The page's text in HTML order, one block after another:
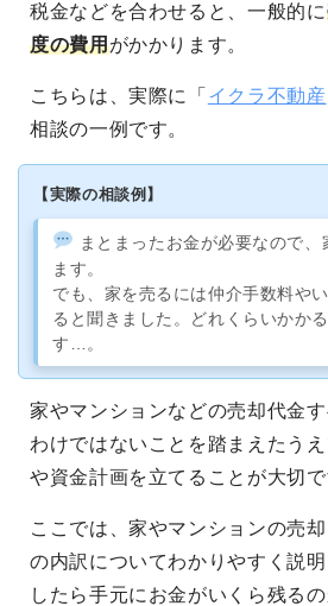
税金などを合わせると、一般的に
度の費用がかかります。
こちらは、実際に「 イクラ不動産
相談の一例です。
【実際の相談例】
まとまったお金が必要なので
ます。
でも、家を売るには仲介手数料や
ると聞きました。どれくらいかか
す…。
家やマンションなどの売却代金
わけではないことを踏まえたう
や資金計画を立てることが大切で
ここでは、家やマンションの売
の内訳についてわかりやすく説
したら手元にお金がいくら残る